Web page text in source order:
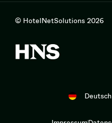
Deutsch
© HotelNetSolutions 2026